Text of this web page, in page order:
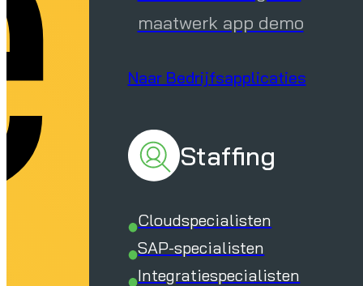
maatwerk app demo
Naar Bedrijfsapplicaties
Staffing
Cloudspecialisten
SAP-specialisten
Integratiespecialisten